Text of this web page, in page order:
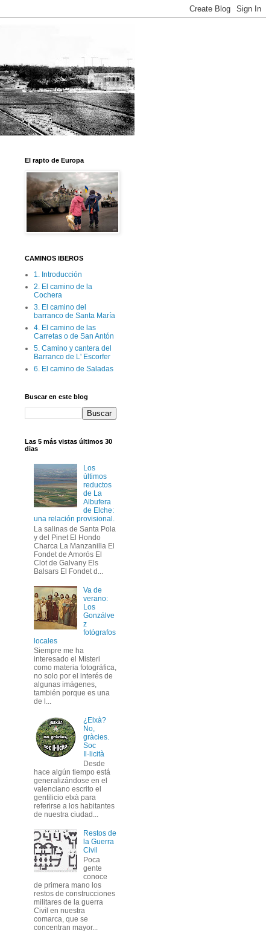
El rapto de Europa
CAMINOS IBEROS
1. Introducción
2. El camino de la
Cochera
3. El camino del
barranco de Santa María
4. El camino de las
Carretas o de San Antón
5. Camino y cantera del
Barranco de L' Escorfer
6. El camino de Saladas
Buscar en este blog
Las 5 más vistas últimos 30
dias
Los
últimos
reductos
de La
Albufera
de Elche:
una relación provisional.
La salinas de Santa Pola
y del Pinet El Hondo
Charca La Manzanilla El
Fondet de Amorós El
Clot de Galvany Els
Balsars El Fondet d...
Va de
verano:
Los
Gonzálve
z
fotógrafos
locales
Siempre me ha
interesado el Misteri
como materia fotográfica,
no solo por el interés de
algunas imágenes,
también porque es una
de l...
¿Elxà?
No,
gràcies.
Soc
Il·licità
Desde
hace algún tiempo está
generalizándose en el
valenciano escrito el
gentilicio elxà para
referirse a los habitantes
de nuestra ciudad...
Restos de
la Guerra
Civil
Poca
gente
conoce
de primera mano los
restos de construcciones
militares de la guerra
Civil en nuestra
comarca, que se
concentran mayor...